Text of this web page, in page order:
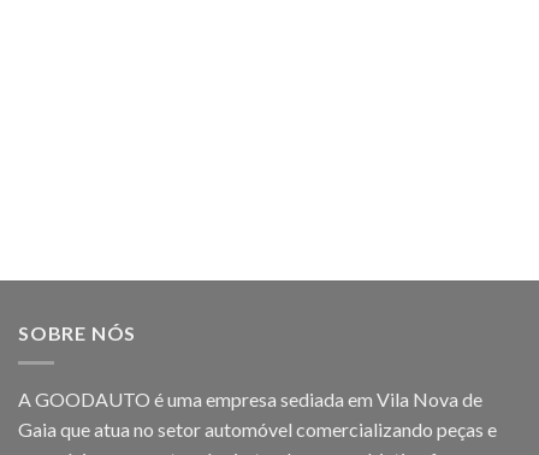
SOBRE NÓS
A GOODAUTO é uma empresa sediada em Vila Nova de
Gaia que atua no setor automóvel comercializando peças e